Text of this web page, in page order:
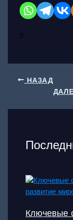
2
НАЗАД
Ключевые